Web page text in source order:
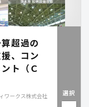
超過の
、コン
ト（Ｃ
ワークス株式会社 選択